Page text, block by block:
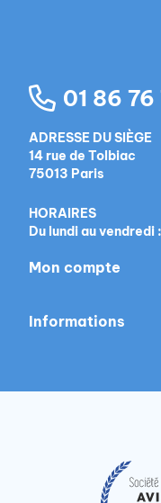
01 86
ADRESSE DU SIÈGE
14 rue de Tolbiac
75013 Paris
HORAIRES
Du lundi au
Mon compte
Informations